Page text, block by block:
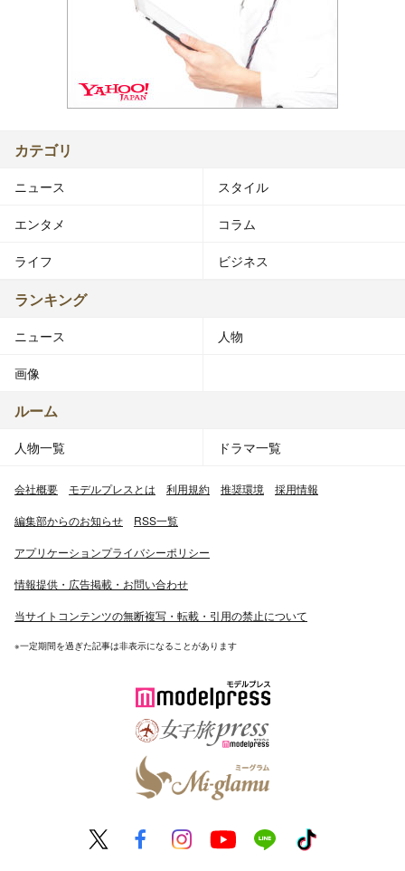
カテゴリ
ニュース スタイル
エンタメ コラム
ライフ ビジネス
ランキング
ニュース 人物
画像
ルーム
人物一覧 ドラマ一覧
会社概要 モデルプレスとは 利用規約 推奨環境 採用情報
編集部からのお知らせ RSS一覧
アプリケーションプライバシーポリシー
情報提供・広告掲載・お問い合わせ
当サイトコンテンツの無断複写・転載・引用の禁止について
※一定期間を過ぎた記事は非表示になることがあります